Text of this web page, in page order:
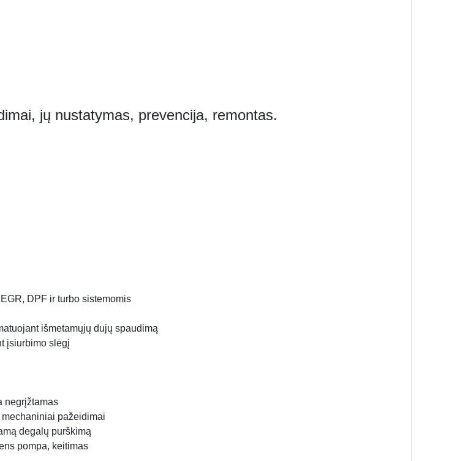
jų nustatymas, prevencija, remontas.
DPF ir turbo sistemomis
išmetamųjų dujų spaudimą
įsiurbimo slėgį
negrįžtamas
pažeidimai
degalų purškimą
pompa, keitimas